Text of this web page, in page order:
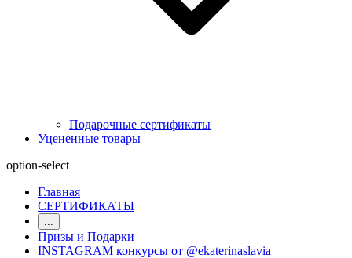
Подарочные сертификаты
Уцененные товары
option-select
Главная
СЕРТИФИКАТЫ
Призы и Подарки
INSTAGRAM конкурсы от @ekaterinaslavia